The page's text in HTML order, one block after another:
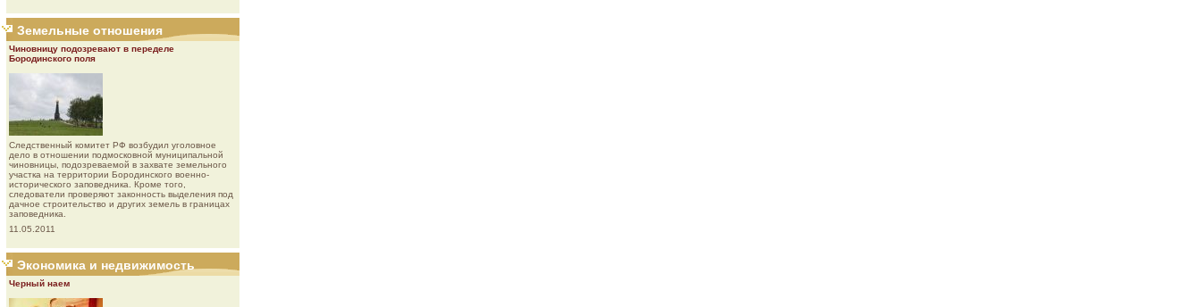
Земельные отношения
Чиновницу подозревают в переделе
Бородинского поля
Следственный комитет РФ возбудил уголовное
дело в отношении подмосковной муниципальной
чиновницы, подозреваемой в захвате земельного
участка на территории Бородинского военно-
исторического заповедника. Кроме того,
следователи проверяют законность выделения под
дачное строительство и других земель в границах
заповедника.
11.05.2011
Экономика и недвижимость
Черный наем